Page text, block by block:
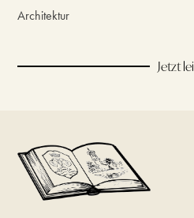
Architektur
Jetzt